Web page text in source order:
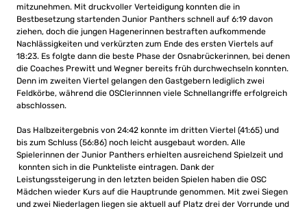
mitzunehmen. Mit druckvoller Verteidigung konnten die in
Bestbesetzung startenden Junior Panthers schnell auf 6:19 davon
ziehen, doch die jungen Hagenerinnen bestraften aufkommende
Nachlässigkeiten und verkürzten zum Ende des ersten Viertels auf
18:23. Es folgte dann die beste Phase der Osnabrückerinnen, bei denen
die Coaches Prewitt und Wegner bereits früh durchwechseln konnten.
Denn im zweiten Viertel gelangen den Gastgebern lediglich zwei
Feldkörbe, während die OSClerinnnen viele Schnellangriffe erfolgreich
abschlossen.
Das Halbzeitergebnis von 24:42 konnte im dritten Viertel (41:65) und
bis zum Schluss (56:86) noch leicht ausgebaut worden. Alle
Spielerinnen der Junior Panthers erhielten ausreichend Spielzeit und
konnten sich in die Punkteliste eintragen. Dank der
Leistungssteigerung in den letzten beiden Spielen haben die OSC
Mädchen wieder Kurs auf die Hauptrunde genommen. Mit zwei Siegen
und zwei Niederlagen liegen sie aktuell auf Platz drei der Vorrunde und